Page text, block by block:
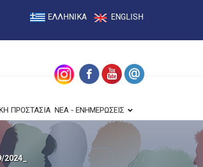
ΕΛΛΗΝΙΚΑ ENGLISH
ΠΡΟΣΤΑΣΙΑ ΝΕΑ - ΕΝΗΜΕΡΩΣΕΙΣ